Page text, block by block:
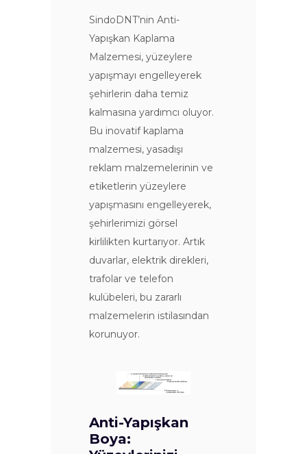
SindoDNT’nin Anti-
Yapışkan Kaplama
Malzemesi, yüzeylere
yapışmayı engelleyerek
şehirlerin daha temiz
kalmasına yardımcı oluyor.
Bu inovatif kaplama
malzemesi, yasadışı
reklam malzemelerinin ve
etiketlerin yüzeylere
yapışmasını engelleyerek,
şehirlerimizi görsel
kirlilikten kurtarıyor. Artık
duvarlar, elektrik direkleri,
trafolar ve telefon
kulübeleri, bu zararlı
malzemelerin istilasından
korunuyor.
Anti-Yapışkan
Boya: